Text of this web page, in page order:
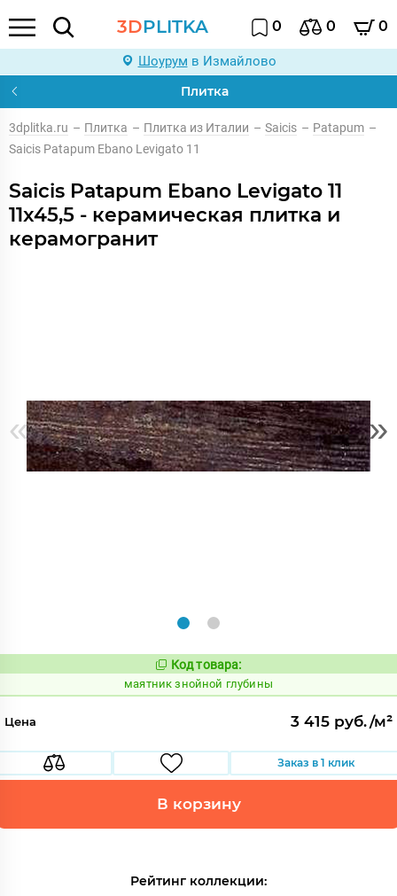
3DPLITKA 0 0 0
Шоурум в Измайлово
Плитка
3dplitka.ru – Плитка – Плитка из Италии – Saicis – Patapum –
Saicis Patapum Ebano Levigato 11
Saicis Patapum Ebano Levigato 11
11x45,5 - керамическая плитка и
керамогранит
« »
Код:
925892
Код товара:
маятник знойной глубины
Цена 3 415 руб./м²
Заказ в 1 клик
В корзину
Рейтинг коллекции: